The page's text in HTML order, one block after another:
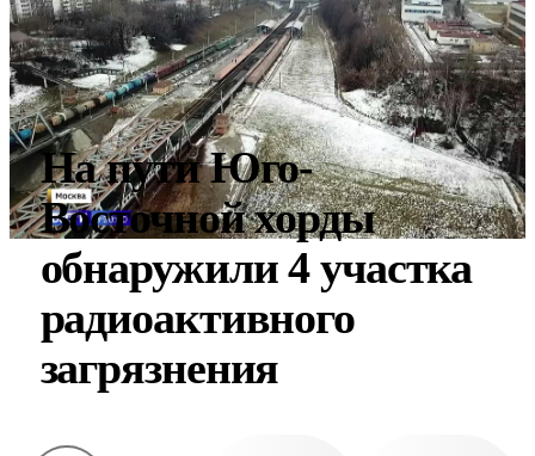
На пути Юго-
Восточной хорды
обнаружили 4 участка
радиоактивного
загрязнения